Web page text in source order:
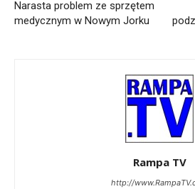
Narasta problem ze sprzętem
medycznym w Nowym Jorku
Rampa TV
http://